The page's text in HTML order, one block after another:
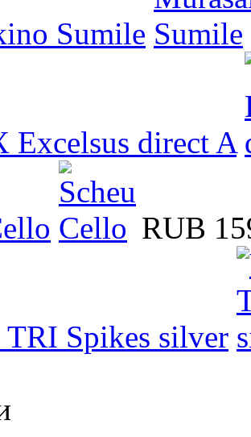
Sumile
Excelsus direct A
RUB
Spikes silver